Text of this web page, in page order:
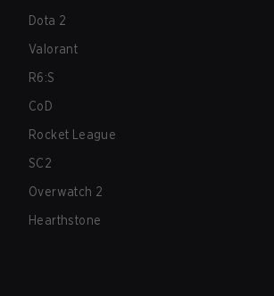
Dota 2
Valorant
R6:S
CoD
Rocket League
SC2
Overwatch 2
Hearthstone